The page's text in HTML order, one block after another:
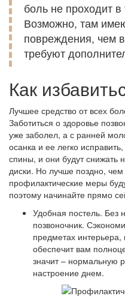
боль не проходит
Возможно, там
повреждения, чем
требуют
Как
Лучшее средство от всех
Заботиться о здоровье
уже заболел, а с ранней
осанка и ее легко
спины, и они будут снижать
диски. Но лучше поздно,
профилактические меры
поэтому начинайте прямо
Удобная постель. Без
позвоночник.
предметах
обеспечит вам
значит – нормальную
настроение днем.